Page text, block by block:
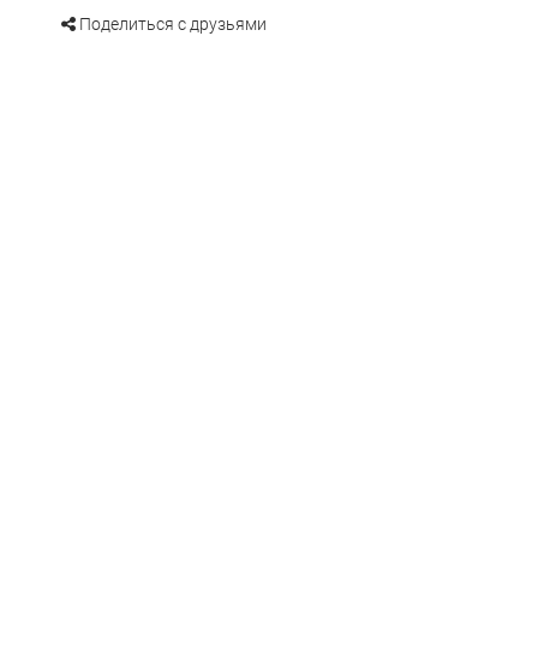
Поделиться с друзьями